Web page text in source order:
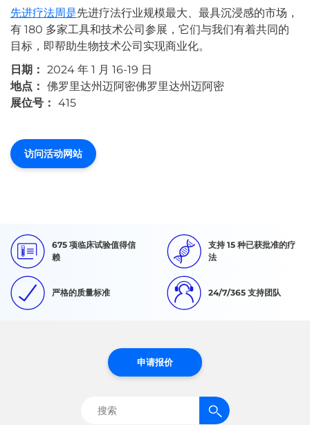
先进疗法周是先进疗法行业规模最大、最具沉浸感的市场，
有 180 多家工具和技术公司参展，它们与我们有着共同的
目标，即帮助生物技术公司实现商业化。
日期： 2024 年 1 月 16-19 日
地点： 佛罗里达州迈阿密佛罗里达州迈阿密
展位号： 415
访问活动网站
675 项临床试验值得信
赖
支持 15 种已获批准的疗
法
严格的质量标准 24/7/365 支持团队
申请报价
搜